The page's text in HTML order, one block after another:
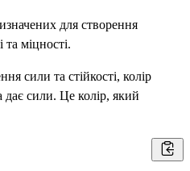
для створення
міцності.
сили та стійкості, колір
дає сили. Це колір, який